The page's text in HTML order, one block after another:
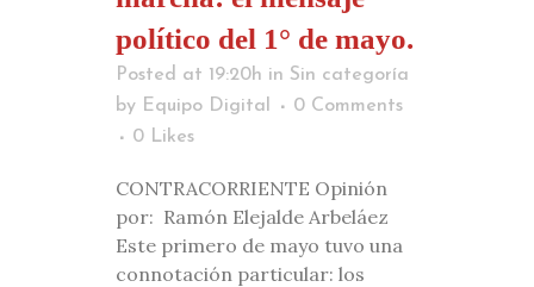
político del 1° de mayo.
Posted at 19:20h in Sin categoría
by Equipo Digital
0 Comments
0 Likes
CONTRACORRIENTE Opinión
por: Ramón Elejalde Arbeláez
Este primero de mayo tuvo una
connotación particular: los